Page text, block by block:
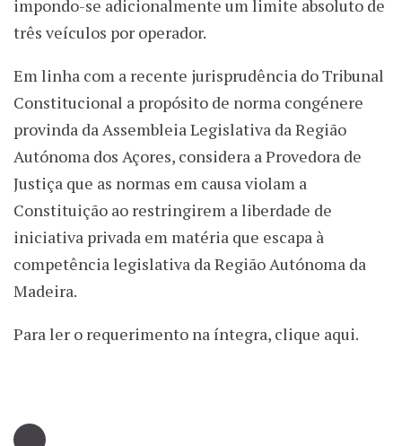
impondo-se adicionalmente um limite absoluto de
três veículos por operador.
Em linha com a recente jurisprudência do Tribunal
Constitucional a propósito de norma congénere
provinda da Assembleia Legislativa da Região
Autónoma dos Açores, considera a Provedora de
Justiça que as normas em causa violam a
Constituição ao restringirem a liberdade de
iniciativa privada em matéria que escapa à
competência legislativa da Região Autónoma da
Madeira.
Para ler o requerimento na íntegra, clique aqui.